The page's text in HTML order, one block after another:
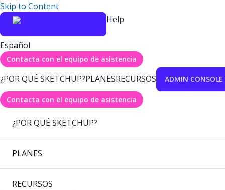
Skip to Content
Help
Español
Contacta con el equipo de asistencia
¿POR QUÉ SKETCHUP?PLANESRECURSOS ADMIN CONSOLE
Contacta con el equipo de asistencia
¿POR QUÉ SKETCHUP?
PLANES
RECURSOS